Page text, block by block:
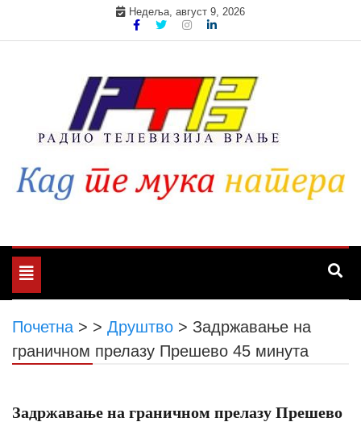
Недеља, август 9, 2026
Toggle
navigation
Почетна > > Друштво > Задржавање на
граничном прелазу Прешево 45 минута
Задржавање на граничном прелазу Прешево